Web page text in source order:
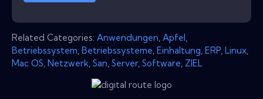
Related Categories: Anwendungen Apfel
Betriebssystem Betriebssysteme Einhaltung ERP Linux
Mac OS Netzwerk San Server, Software ZIEL